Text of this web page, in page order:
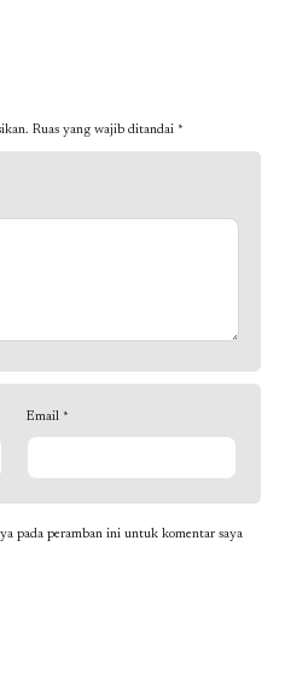
Ruas yang wajib ditandai *
Email *
pada peramban ini untuk komentar saya